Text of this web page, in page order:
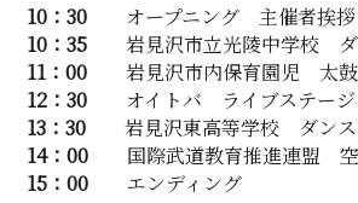
10：30 オープニング 主催者挨拶
10：35 岩見沢市立光陵中学校 ダ
11：00 岩見沢市内保育園児 太鼓
12：30 オイトバ ライブステージ
13：30 岩見沢東高等学校 ダンス
14：00 国際武道教育推進連盟
15：00 エンディング